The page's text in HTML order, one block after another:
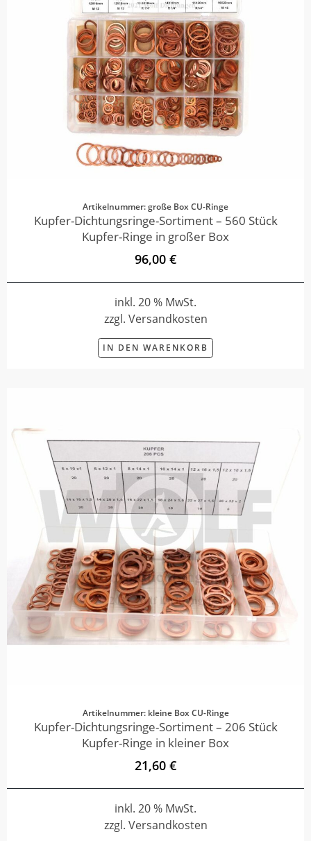
Artikelnummer: große Box CU-Ringe
Kupfer-Dichtungsringe-Sortiment – 560 Stück
Kupfer-Ringe in großer Box
96,00 €
inkl. 20 % MwSt.
zzgl. Versandkosten
IN DEN WARENKORB
Artikelnummer: kleine Box CU-Ringe
Kupfer-Dichtungsringe-Sortiment – 206 Stück
Kupfer-Ringe in kleiner Box
21,60 €
inkl. 20 % MwSt.
zzgl. Versandkosten